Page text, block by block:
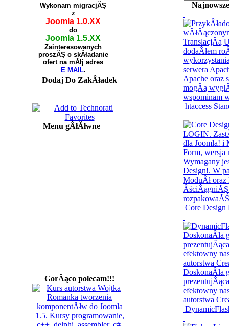
Wykonam migracjĂŞ
z
Joomla 1.0.XX
do
Joomla 1.5.XX
Zainteresowanych
proszĂŞ o skÂładanie
ofert na mĂłj adres
E MAIL.
Dodaj Do ZakÂładek
Menu gÂłĂłwne
GorÂąco polecam!!!
htaccess
Core Design